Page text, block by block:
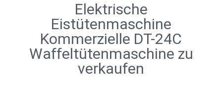
Elektrische
Eistütenmaschine
Kommerzielle DT-24C
Waffeltütenmaschine zu
verkaufen